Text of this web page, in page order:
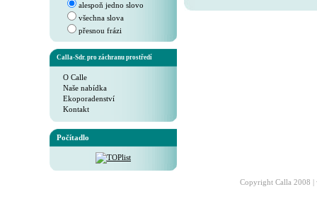
alespoň jedno slovo
všechna slova
přesnou frázi
Calla-Sdr. pro záchranu prostředí
O Calle
Naše nabídka
Ekoporadenství
Kontakt
Počítadlo
Copyright Calla 2008 |